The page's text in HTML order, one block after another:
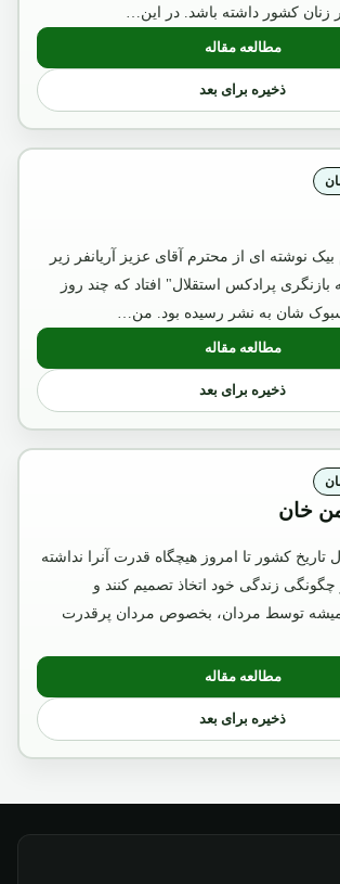
زنان کشور داشته باشد. در این…
مطالعه مقاله: عکس تقلبی و تبلیغاتی ملکه ثریا که
ذخیره برای بعد
بیک نوشته ای از محترم آقای عزیز آریانفر زیر
بازنگری پرادکس استقلال" افتاد که چند روز
شان به نشر رسیده بود. من…
مطالعه مقاله
: آگست2018
ذخیره برای بعد
خان
تاریخ کشور تا امروز هیچگاه قدرت آنرا نداشته
چگونگی زندگی خود اتخاذ تصمیم کنند و
توسط مردان، بخصوص مردان پرقدرت
مطالعه مقاله: امیر عبدالرحمن خان
ذخیره برای بعد